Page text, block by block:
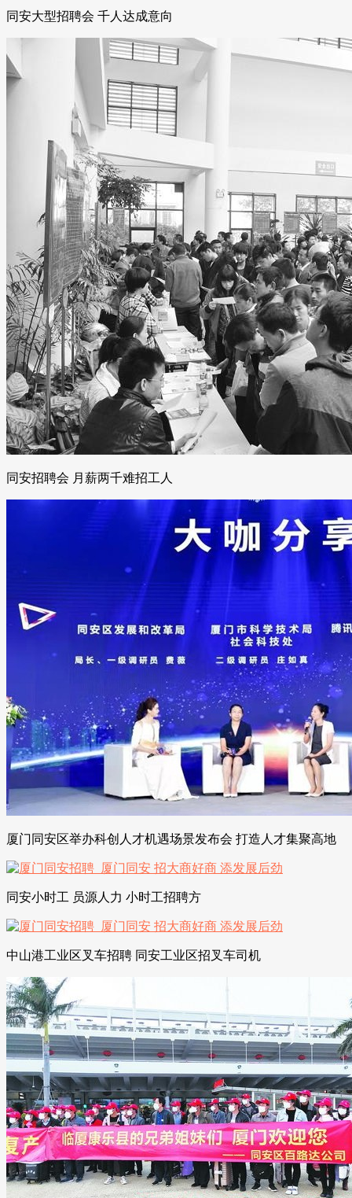
同安大型招聘会 千人达成意向
同安招聘会 月薪两千难招工人
厦门同安区举办科创人才机遇场景发布会 打造人才集聚高地
同安小时工 员源人力 小时工招聘方
中山港工业区叉车招聘 同安工业区招叉车司机